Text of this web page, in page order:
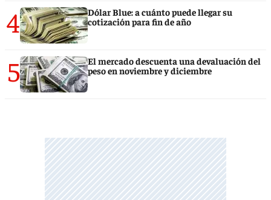
4
Dólar Blue: a cuánto puede llegar su
cotización para fin de año
5
El mercado descuenta una devaluación del
peso en noviembre y diciembre